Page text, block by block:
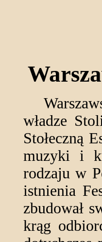
władze
Stołeczną
muzyki i
rodzaju w
istnienia
zbudował
krąg